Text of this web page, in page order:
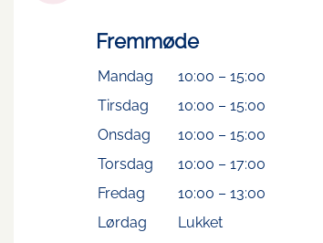
Fremmøde
Mandag 10:00 – 15:00
Tirsdag
10:00 – 15:00
Onsdag
10:00 – 15:00
Torsdag
10:00 – 17:00
Fredag
10:00 – 13:00
Lørdag
Lukket